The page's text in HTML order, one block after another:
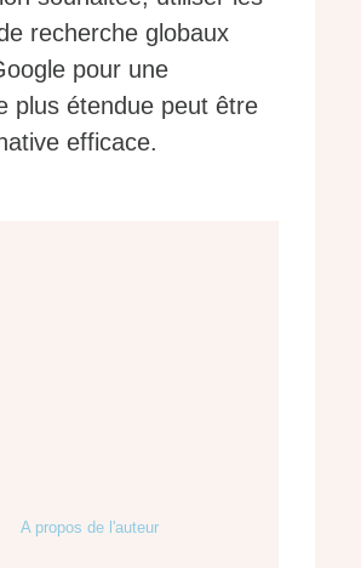
recherche globaux
pour une
plus étendue peut être
efficace.
A propos de l'auteur